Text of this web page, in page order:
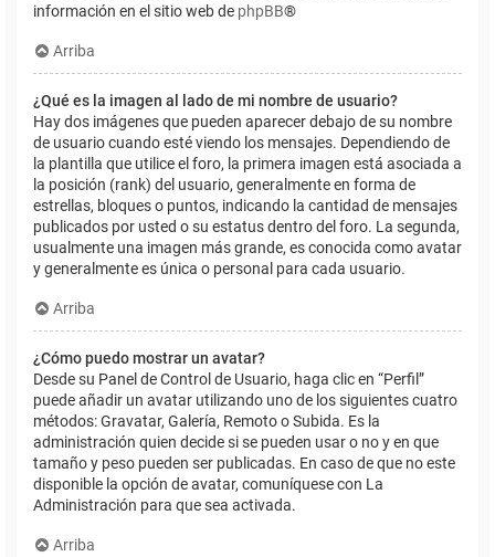
información en el sitio web de phpBB®
Arriba
¿Qué es la imagen al lado de mi nombre de usuario?
Hay dos imágenes que pueden aparecer debajo de su nombre
de usuario cuando esté viendo los mensajes. Dependiendo de
la plantilla que utilice el foro, la primera imagen está asociada a
la posición (rank) del usuario, generalmente en forma de
estrellas, bloques o puntos, indicando la cantidad de mensajes
publicados por usted o su estatus dentro del foro. La segunda,
usualmente una imagen más grande, es conocida como avatar
y generalmente es única o personal para cada usuario.
Arriba
¿Cómo puedo mostrar un avatar?
Desde su Panel de Control de Usuario, haga clic en “Perfil”
puede añadir un avatar utilizando uno de los siguientes cuatro
métodos: Gravatar, Galería, Remoto o Subida. Es la
administración quien decide si se pueden usar o no y en que
tamaño y peso pueden ser publicadas. En caso de que no este
disponible la opción de avatar, comuníquese con La
Administración para que sea activada.
Arriba